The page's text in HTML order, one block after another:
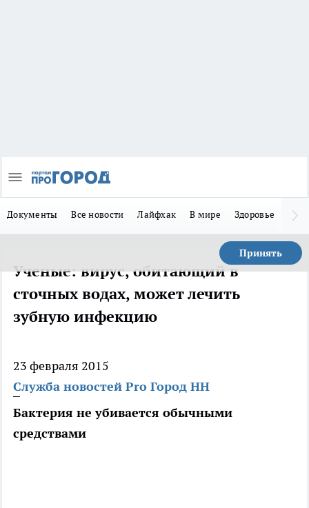
Документы Все новости Лайфхак В мире Здоровье
Принять
Ученые: вирус, обитающий в
сточных водах, может лечить
зубную инфекцию
23 февраля 2015
Служба новостей Pro Город НН
Бактерия не убивается обычными
средствами